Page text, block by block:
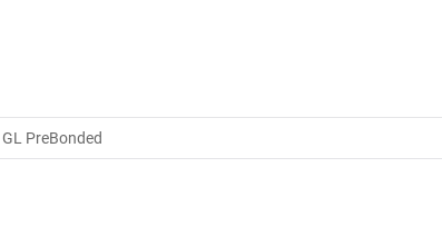
GL PreBonded